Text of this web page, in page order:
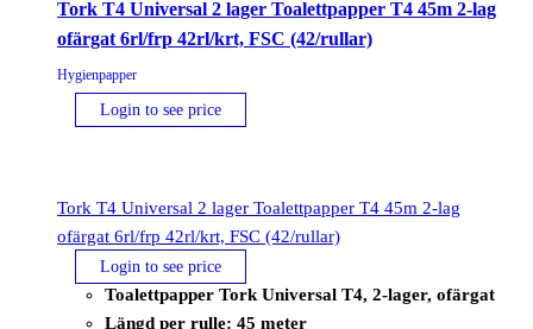
Tork T4 Universal 2 lager Toalettpapper T4 45m 2-lag
ofärgat 6rl/frp 42rl/krt, FSC (42/rullar)
Hygienpapper
Login to see price
Tork T4 Universal 2 lager Toalettpapper T4 45m 2-lag
ofärgat 6rl/frp 42rl/krt, FSC (42/rullar)
Login to see price
Toalettpapper Tork Universal T4, 2-lager, ofärgat
Längd per rulle: 45 meter